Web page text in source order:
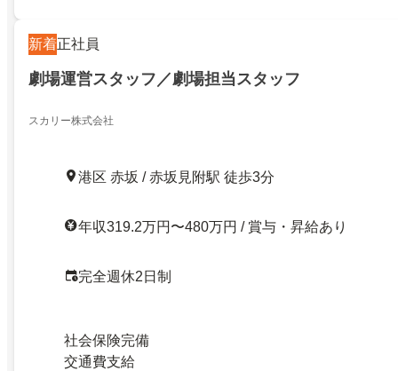
新着正社員
劇場運営スタッフ／劇場担当スタッフ
スカリー株式会社
港区 赤坂 / 赤坂見附駅 徒歩3分
年収319.2万円〜480万円 / 賞与・昇給あり
完全週休2日制
社会保険完備
交通費支給